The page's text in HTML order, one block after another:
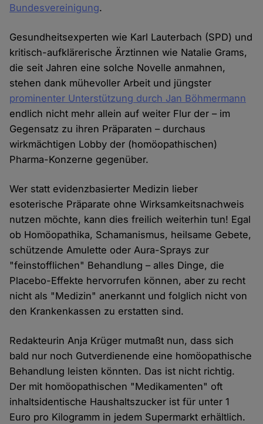
Bundesvereinigung.
Gesundheitsexperten wie Karl Lauterbach (SPD) und
kritisch-aufklärerische Ärztinnen wie Natalie Grams,
die seit Jahren eine solche Novelle anmahnen,
stehen dank mühevoller Arbeit und jüngster
prominenter Unterstützung durch Jan Böhmermann
endlich nicht mehr allein auf weiter Flur der – im
Gegensatz zu ihren Präparaten – durchaus
wirkmächtigen Lobby der (homöopathischen)
Pharma-Konzerne gegenüber.
Wer statt evidenzbasierter Medizin lieber
esoterische Präparate ohne Wirksamkeitsnachweis
nutzen möchte, kann dies freilich weiterhin tun! Egal
ob Homöopathika, Schamanismus, heilsame Gebete,
schützende Amulette oder Aura-Sprays zur
"feinstofflichen" Behandlung – alles Dinge, die
Placebo-Effekte hervorrufen können, aber zu recht
nicht als "Medizin" anerkannt und folglich nicht von
den Krankenkassen zu erstatten sind.
Redakteurin Anja Krüger mutmaßt nun, dass sich
bald nur noch Gutverdienende eine homöopathische
Behandlung leisten könnten. Das ist nicht richtig.
Der mit homöopathischen "Medikamenten" oft
inhaltsidentische Haushaltszucker ist für unter 1
Euro pro Kilogramm in jedem Supermarkt erhältlich.